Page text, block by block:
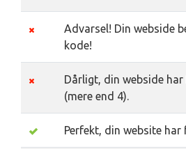
Advarsel! Din webside
kode!
Dårligt, din webside
(mere end 4).
Perfekt, din website har